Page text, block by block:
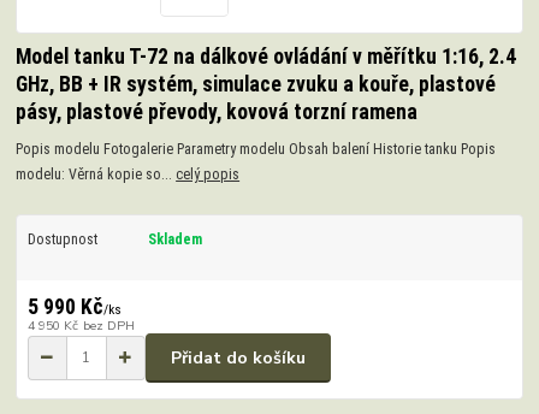
Model tanku T-72 na dálkové ovládání v měřítku 1:16, 2.4
GHz, BB + IR systém, simulace zvuku a kouře, plastové
pásy, plastové převody, kovová torzní ramena
Popis modelu Fotogalerie Parametry modelu Obsah balení Historie tanku Popis
modelu: Věrná kopie so... celý popis
Dostupnost Skladem
5 990 Kč/ks
4 950 Kč bez DPH
Přidat do košíku